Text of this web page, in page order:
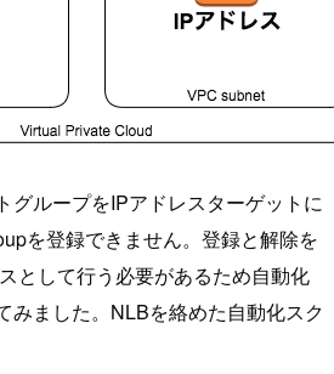
グループをIPアドレスターゲットに
を登録できません。登録と解除を
として行う必要があるため自動化
みました。NLBを絡めた自動化スク